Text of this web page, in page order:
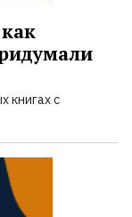
книгах с